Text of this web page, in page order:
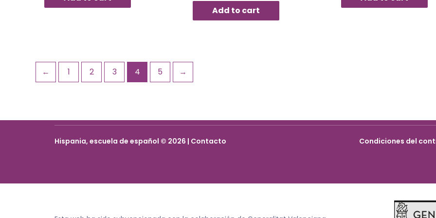
Add to cart
← 1 2 3 4 5 →
Hispania, escuela de español © 2026 | Contacto Condiciones del